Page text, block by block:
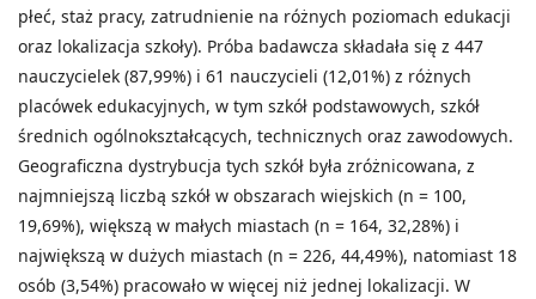
płeć, staż pracy, zatrudnienie na różnych poziomach edukacji
oraz lokalizacja szkoły). Próba badawcza składała się z 447
nauczycielek (87,99%) i 61 nauczycieli (12,01%) z różnych
placówek edukacyjnych, w tym szkół podstawowych, szkół
średnich ogólnokształcących, technicznych oraz zawodowych.
Geograficzna dystrybucja tych szkół była zróżnicowana, z
najmniejszą liczbą szkół w obszarach wiejskich (n = 100,
19,69%), większą w małych miastach (n = 164, 32,28%) i
największą w dużych miastach (n = 226, 44,49%), natomiast 18
osób (3,54%) pracowało w więcej niż jednej lokalizacji. W